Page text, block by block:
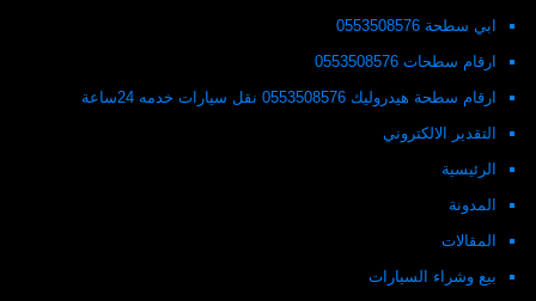
ابي سطحة 0553508576
ارقام سطحات 0553508576
ارقام سطحة هيدروليك 0553508576 نقل سيارات خدمه 24ساعة
التقدير الالكتروني
الرئيسية
المدونة
المقالات
بيع وشراء السيارات